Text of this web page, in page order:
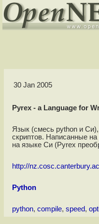
30 Jan 2005
Pyrex - a Language for
Язык (смесь python и
скриптов. Написанные
на языке Си (Pyrex
http://
Python
python, compile, speed,